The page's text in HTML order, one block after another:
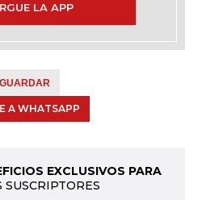
LA APP
GUARDAR
A WHATSAPP
EXCLUSIVOS PARA
SUSCRIPTORES